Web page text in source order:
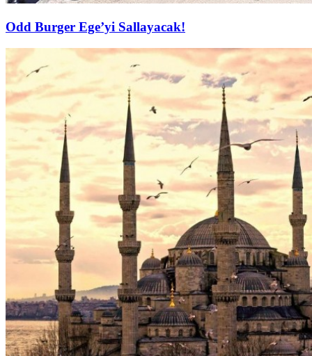
Odd Burger Ege’yi Sallayacak!